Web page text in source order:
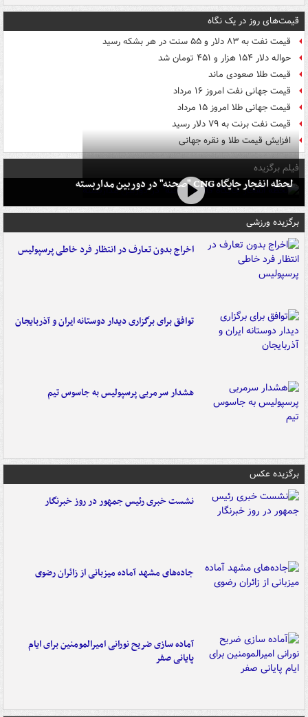
قیمت‌های روز در یک نگاه
قیمت نفت به ۸۳ دلار و ۵۵ سنت در هر بشکه رسید
حواله دلار ۱۵۴ هزار و ۴۵۱ تومان شد
قیمت طلا صعودی ماند
قیمت جهانی نفت امروز ۱۶ مرداد
قیمت جهانی طلا امروز ۱۵ مرداد
قیمت نفت برنت به ۷۹ دلار رسید
افزایش قیمت طلا و نقره جهانی
فیلم برگزیده
لحظه انفجار جایگاه CNG "صحنه" در دوربین مداربسته
برگزیده ورزشی
اخراج بدون تعارف در انتظار فرد خاطی پرسپولیس
توافق برای برگزاری دیدار دوستانه ایران و آذربایجان
هشدار سرمربی پرسپولیس به جاسوس تیم
برگزیده عکس
نشست خبری رئیس جمهور در روز خبرنگار
جاده‌های مشهد آماده میزبانی از زائران رضوی
آماده سازی ضریح نورانی امیرالمومنین برای ایام
پایانی صفر